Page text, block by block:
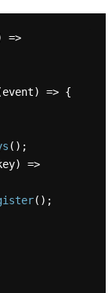
=>
event) => {
();
) =>
();